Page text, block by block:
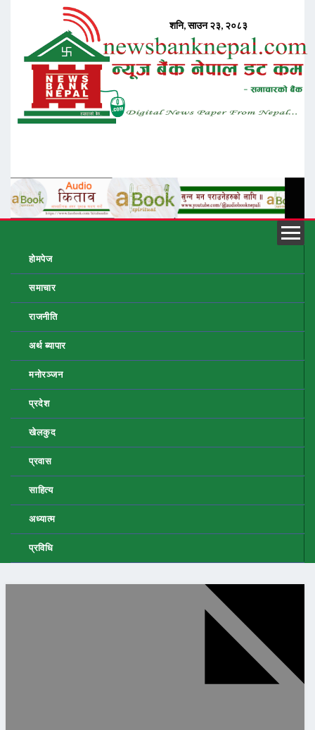
होमपेज
समाचार
राजनीति
अर्थ ब्यापार
मनोरञ्जन
प्रदेश
खेलकुद
प्रवास
साहित्य
अध्यात्म
प्रविधि